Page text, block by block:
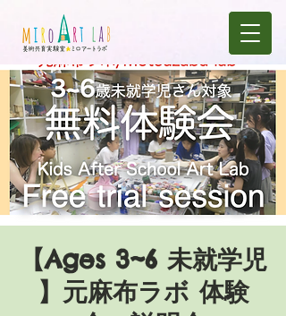
【Ages 3~6 未就学児
】元麻布ラボ 体験